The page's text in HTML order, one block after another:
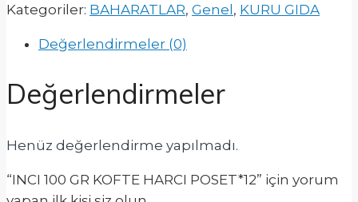
Kategoriler: BAHARATLAR, Genel , KURU GIDA
Değerlendirmeler (0)
Değerlendirmeler
Henüz değerlendirme yapılmadı.
“INCI 100 GR KOFTE HARCI POSET*12” için yorum